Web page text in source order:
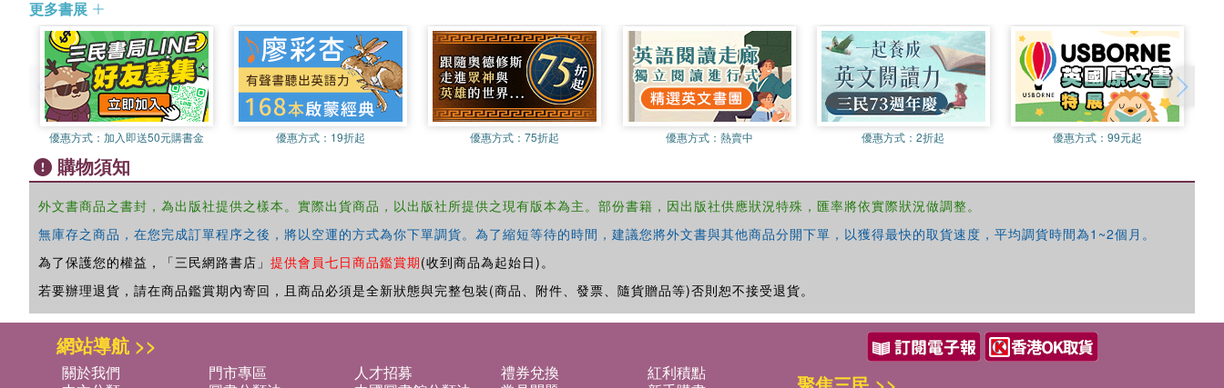
更多書展
優惠方式： 加入即送50元購書金 優惠方式： 19折起 優惠方式：75折起 優惠方式： 熱賣中 優惠方式：2折起 優惠方式：99元起
購物須知
外文書商品之書封，為出版社提供之樣本。實際出貨商品，以出版社所提供之現有版本為主。部份書籍，因出版社供應狀況特殊，匯率將依實際狀況做調整。
無庫存之商品，在您完成訂單程序之後，將以空運的方式為你下單調貨。為了縮短等待的時間，建議您將外文書與其他商品分開下單，以獲得最快的取貨速度，平均調貨時間為1~2個月。
為了保護您的權益，「三民網路書店」 提供會員七日商品鑑賞期(收到商品為起始日)。
若要辦理退貨，請在商品鑑賞期內寄回，且商品必須是全新狀態與完整包裝(商品、附件、發票、隨貨贈品等)否則恕不接受退貨。
網站導航 >>
關於我們 門市專區 人才招募 禮券兌換
紅利積點